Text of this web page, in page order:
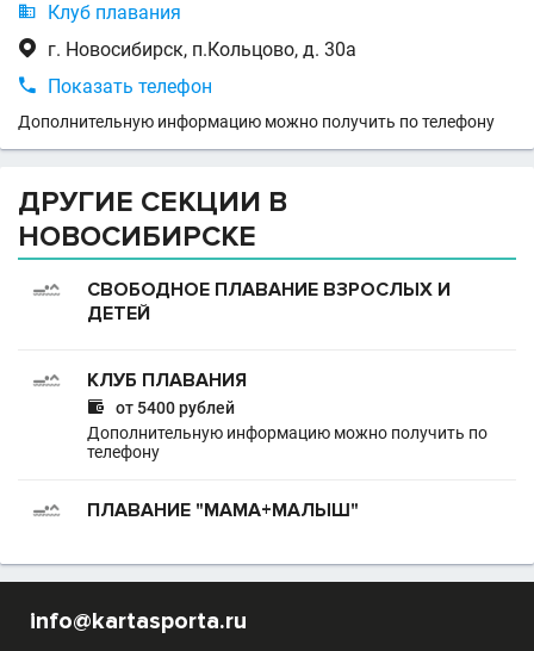
 Клуб плавания
 г. Новосибирск, п.Кольцово, д. 30а
 Показать телефон
Дополнительную информацию можно получить по телефону
ДРУГИЕ СЕКЦИИ В
НОВОСИБИРСКЕ
СВОБОДНОЕ ПЛАВАНИЕ ВЗРОСЛЫХ И
ДЕТЕЙ
КЛУБ ПЛАВАНИЯ

от 5400 рублей
Дополнительную информацию можно получить по
телефону
ПЛАВАНИЕ "МАМА+МАЛЫШ"
info@kartasporta.ru